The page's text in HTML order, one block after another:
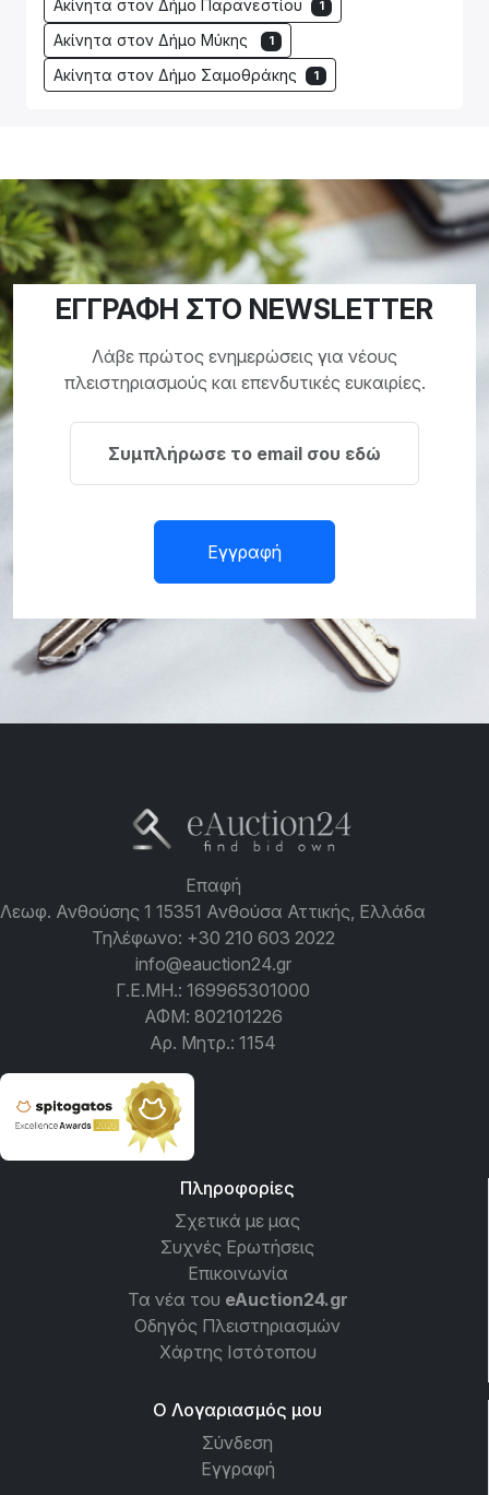
Ακίνητα στον Δήμο Παρανεστίου 1
Ακίνητα στον Δήμο Μύκης 1
Ακίνητα στον Δήμο Σαμοθράκης 1
ΕΓΓΡΑΦΗ ΣΤΟ NEWSLETTER
Λάβε πρώτος ενημερώσεις για νέους
πλειστηριασμούς και επενδυτικές ευκαιρίες.
Εγγραφή
Επαφή
Λεωφ. Ανθούσης 1 15351 Ανθούσα Αττικής, Ελλάδα
Τηλέφωνο: +30 210 603 2022
info@eauction24.gr
Γ.Ε.ΜΗ.: 169965301000
ΑΦΜ: 802101226
Αρ. Μητρ.: 1154
Πληροφορίες
Σχετικά με μας
Συχνές Ερωτήσεις
Επικοινωνία
Τα νέα του eAuction24.gr
Οδηγός Πλειστηριασμών
Χάρτης Ιστότοπου
Ο Λογαριασμός μου
Σύνδεση
Εγγραφή